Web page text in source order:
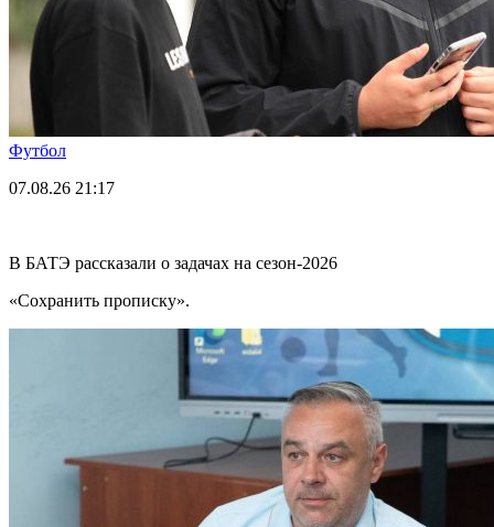
Футбол
07.08.26 21:17
В БАТЭ рассказали о задачах на сезон-2026
«Сохранить прописку».